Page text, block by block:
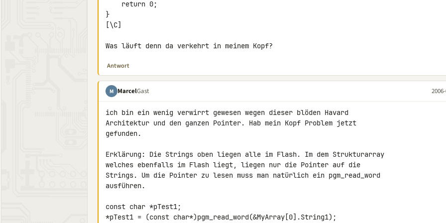
}
[\C]
Was läuft denn da verkehrt in meinem Kopf?
Antwort
M MarcelGast
ich bin ein wenig verwirrt gewesen wegen dieser blöden Havard
Architektur und den ganzen Pointer. Hab mein Kopf Problem jetzt
gefunden.
Erklärung: Die Strings oben liegen alle im Flash. Im dem Strukturarray
welches ebenfalls im Flash liegt, liegen nur die Pointer auf die
Strings. Um die Pointer zu lesen muss man natürlich ein pgm_read_word
ausführen.
const char *pTest1;
*pTest1 = (const char*)pgm_read_word(&MyArray[0].String1);